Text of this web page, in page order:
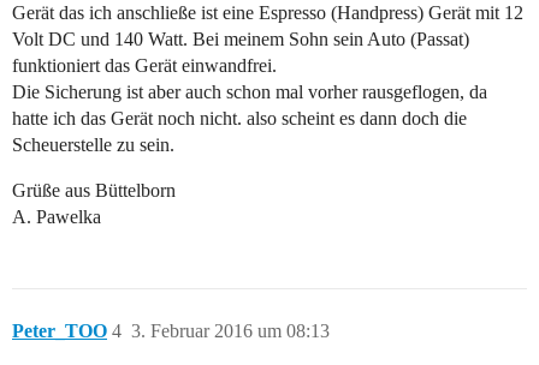
Gerät das ich anschließe ist eine Espresso (Handpress) Gerät mit 12
Volt DC und 140 Watt. Bei meinem Sohn sein Auto (Passat)
funktioniert das Gerät einwandfrei.
Die Sicherung ist aber auch schon mal vorher rausgeflogen, da
hatte ich das Gerät noch nicht. also scheint es dann doch die
Scheuerstelle zu sein.
Grüße aus Büttelborn
A. Pawelka
Peter_TOO 3. Februar 2016 um 08:13
4